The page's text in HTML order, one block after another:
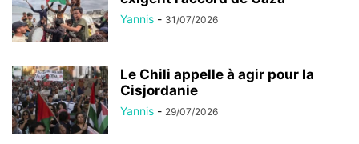
Yannis - 31/07/2026
Le Chili appelle à agir pour la
Cisjordanie
Yannis - 29/07/2026